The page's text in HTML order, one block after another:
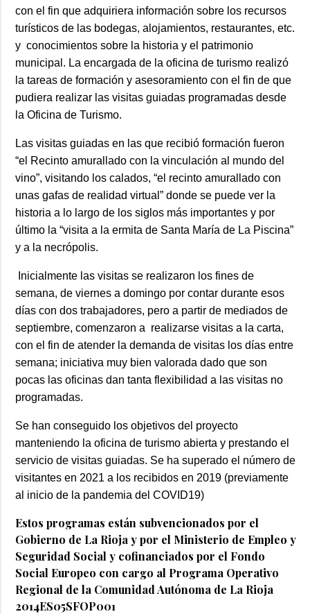
con el fin que adquiriera información sobre los recursos
turísticos de las bodegas, alojamientos, restaurantes, etc.
y conocimientos sobre la historia y el patrimonio
municipal. La encargada de la oficina de turismo realizó
la tareas de formación y asesoramiento con el fin de que
pudiera realizar las visitas guiadas programadas desde
la Oficina de Turismo.
Las visitas guiadas en las que recibió formación fueron
“el Recinto amurallado con la vinculación al mundo del
vino”, visitando los calados, “el recinto amurallado con
unas gafas de realidad virtual” donde se puede ver la
historia a lo largo de los siglos más importantes y por
último la “visita a la ermita de Santa María de La Piscina”
y a la necrópolis.
Inicialmente las visitas se realizaron los fines de
semana, de viernes a domingo por contar durante esos
días con dos trabajadores, pero a partir de mediados de
septiembre, comenzaron a realizarse visitas a la carta,
con el fin de atender la demanda de visitas los días entre
semana; iniciativa muy bien valorada dado que son
pocas las oficinas dan tanta flexibilidad a las visitas no
programadas.
Se han conseguido los objetivos del proyecto
manteniendo la oficina de turismo abierta y prestando el
servicio de visitas guiadas. Se ha superado el número de
visitantes en 2021 a los recibidos en 2019 (previamente
al inicio de la pandemia del COVID19)
Estos programas están subvencionados por el
Gobierno de La Rioja y por el Ministerio de Empleo y
Seguridad Social y cofinanciados por el Fondo
Social Europeo con cargo al Programa Operativo
Regional de la Comunidad Autónoma de La Rioja
2014ES05SFOP001